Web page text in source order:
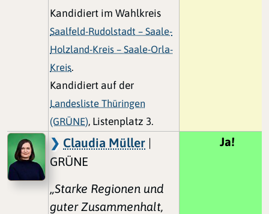
Kandidiert im Wahlkreis
Saalfeld-Rudolstadt – Saale-
Holzland-Kreis – Saale-Orla-
Kreis.
Kandidiert auf der
Landesliste Thüringen
(GRÜNE), Listenplatz 3.
Claudia Müller |
GRÜNE
„Starke Regionen und
guter Zusammenhalt,
Ja!